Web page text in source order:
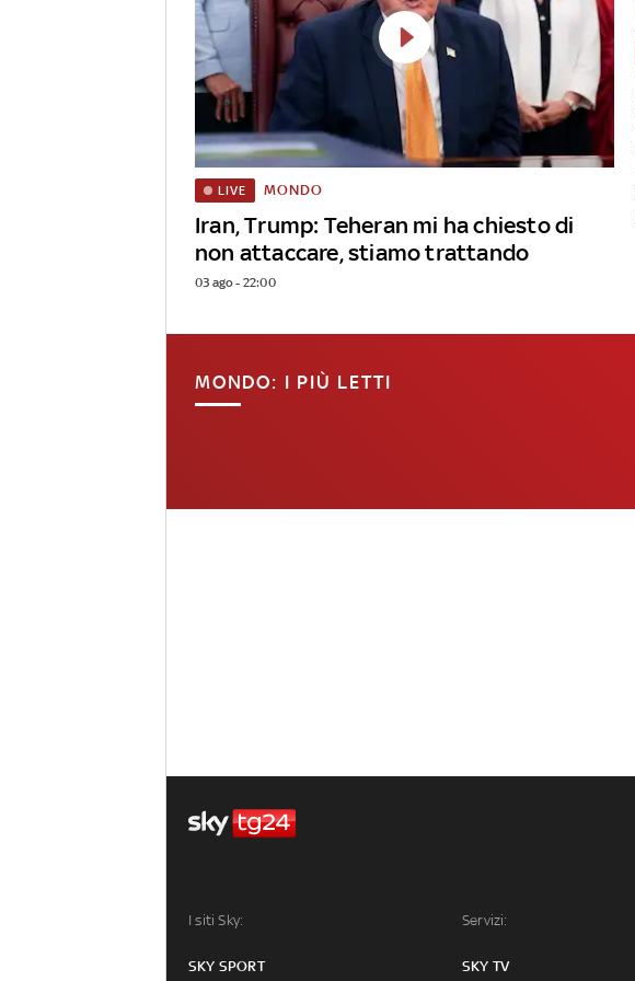
Iran, Trump: Teheran mi ha chiesto di
non attaccare, stiamo trattando
LIVE MONDO
03 ago - 22:00
MONDO: I PIÙ LETTI
I siti Sky:
SKY SPORT
Servizi:
SKY TV